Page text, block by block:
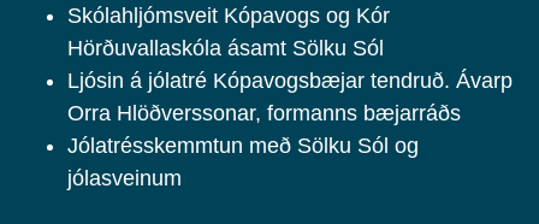
Skólahljómsveit Kópavogs og Kór
Hörðuvallaskóla ásamt Sölku Sól
Ljósin á jólatré Kópavogsbæjar tendruð. Ávarp
Orra Hlöðverssonar, formanns bæjarráðs
Jólatrésskemmtun með Sölku Sól og
jólasveinum